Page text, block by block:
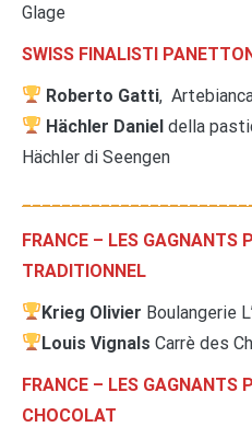
Glage
SWISS FINALISTI
Roberto Gatti,
Hächler Daniel della
Hächler di Seengen
FRANCE – LES GAGNANTS
TRADITIONNEL
Krieg Olivier Boulangerie
Louis VignalsCarrè des
FRANCE – LES GAGNANTS
CHOCOLAT